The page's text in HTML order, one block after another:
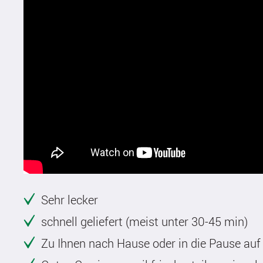
Sehr lecker
schnell geliefert (meist unter 30-45 min)
Zu Ihnen nach Hause oder in die Pause